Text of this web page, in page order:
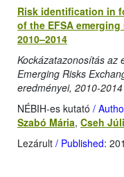
Risk identification in
of the EFSA
2010–2014
Kockázatazonosítás az
Emerging Risks
eredményei, 2010-2014
NÉBIH-es kutató /
Szabó Mária, Cseh
Lezárult / Published: